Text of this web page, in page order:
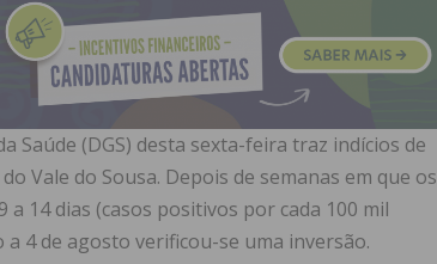
Saúde (DGS) desta sexta-feira traz indícios de
Vale do Sousa. Depois de semanas em que os
14 dias (casos positivos por cada 100 mil
a 4 de agosto verificou-se uma inversão.